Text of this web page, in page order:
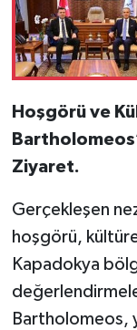
Hoşgörü ve
Ziyaret.
Gerçekleşen
hoşgörü,
Kapadokya
Bartholomeos,